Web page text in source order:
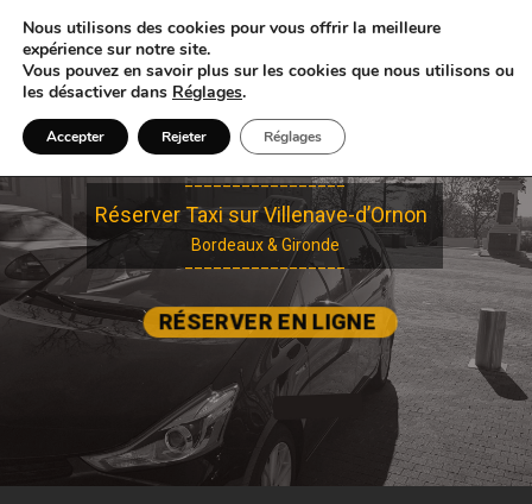
Réserver Taxi sur Villenave-d’Ornon
Bordeaux & Gironde
_________________
_________________
RÉSERVER EN LIGNE
Nous utilisons des cookies pour vous offrir la meilleure
expérience sur notre site.
Vous pouvez en savoir plus sur les cookies que nous utilisons ou
les désactiver dans Réglages.
Accepter Rejeter Réglages